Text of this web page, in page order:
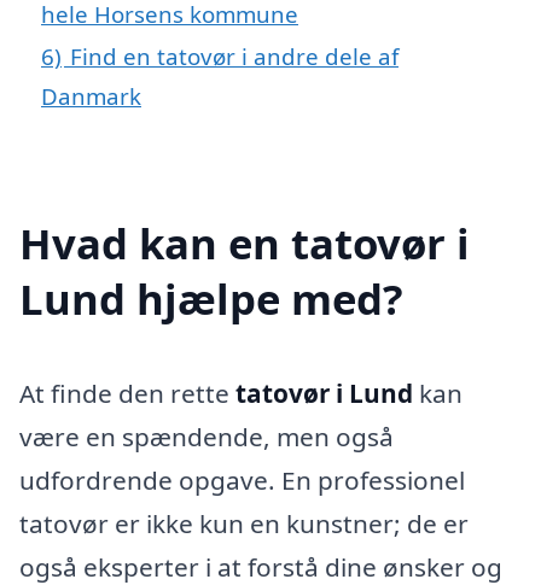
hele Horsens kommune
6) Find en tatovør i andre dele af
Danmark
Hvad kan en tatovør i
Lund hjælpe med?
At finde den rette tatovør i Lund kan
være en spændende, men også
udfordrende opgave. En professionel
tatovør er ikke kun en kunstner; de er
også eksperter i at forstå dine ønsker og